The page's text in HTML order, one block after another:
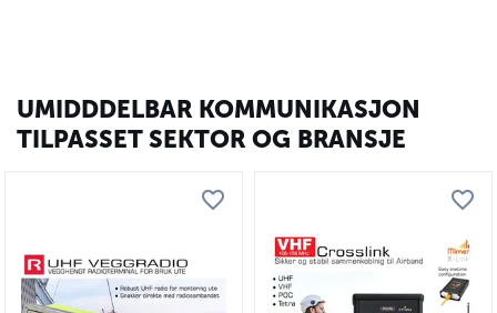
UMIDDDELBAR KOMMUNIKASJON
TILPASSET SEKTOR OG BRANSJE